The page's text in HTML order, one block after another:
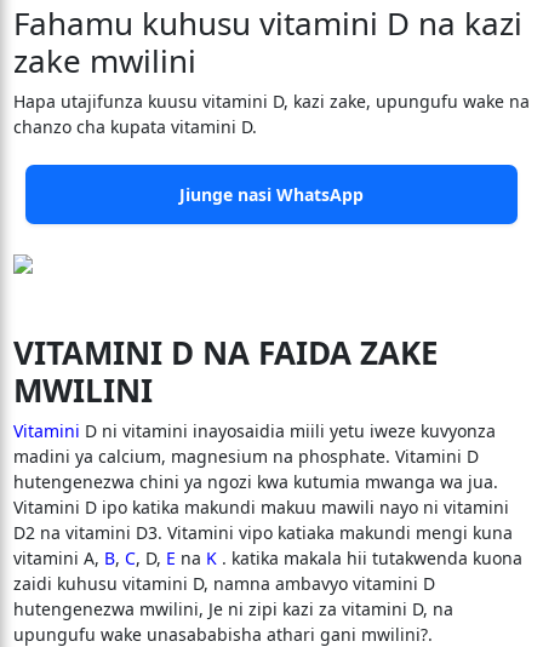
Fahamu kuhusu vitamini D na kazi
zake mwilini
Hapa utajifunza kuusu vitamini D, kazi zake, upungufu wake na
chanzo cha kupata vitamini D.
Jiunge nasi WhatsApp
VITAMINI D NA FAIDA ZAKE
MWILINI
Vitamini D ni vitamini inayosaidia miili yetu iweze kuvyonza
madini ya calcium, magnesium na phosphate. Vitamini D
hutengenezwa chini ya ngozi kwa kutumia mwanga wa jua.
Vitamini D ipo katika makundi makuu mawili nayo ni vitamini
D2 na vitamini D3. Vitamini vipo katiaka makundi mengi kuna
vitamini A, B, C, D, E na K. katika makala hii tutakwenda kuona
zaidi kuhusu vitamini D, namna ambavyo vitamini D
hutengenezwa mwilini, Je ni zipi kazi za vitamini D, na
upungufu wake unasababisha athari gani mwilini?.